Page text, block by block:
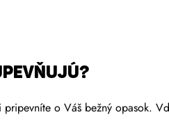
o Váš bežný opasok.